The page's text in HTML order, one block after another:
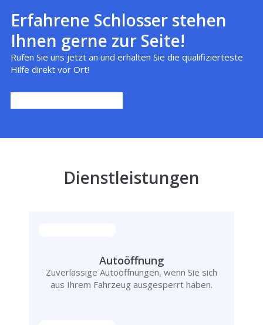
Erfahrene Schlosser stehen
Ihnen gerne zur Seite!
Rufen Sie uns jetzt an und erhalten Sie die qualifizierteste
Hilfe direkt vor Ort!
Dienstleistungen
Autoöffnung
Zuverlässige Autoöffnungen, wenn Sie sich
aus Ihrem Fahrzeug ausgesperrt haben.